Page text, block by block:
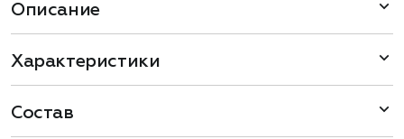
Описание
Характеристики
Состав